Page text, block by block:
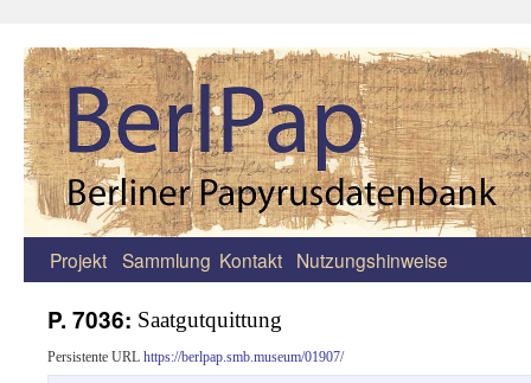
Zum
springen
Projekt Sammlung Kontakt Nutzungshinweise
P. 7036: Saatgutquittung
Persistente URL https://berlpap.smb.museum/01907/